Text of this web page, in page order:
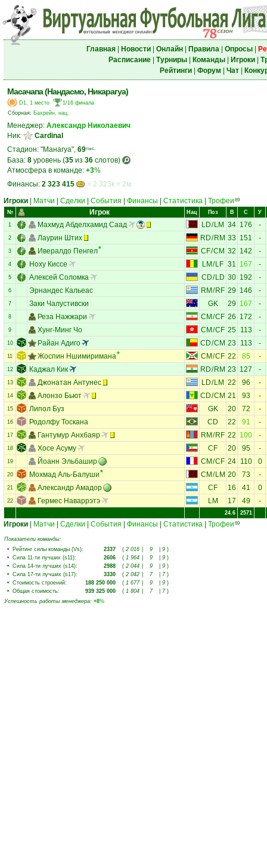
Главная| Новости| Онлайн| Правила| Опросы|
Расписание| Турниры| Команды| Игроки|
Рейтинги| Форум Чат|
Масачапа (Нандасмо, Никарагуа)
D1, 1 место
1/16 финала
Сборная: Бахрейн, нац.
Менеджер: Александр Николаевич
Ник:
Cardinal
Стадион: "Манагуа", 69тыс.
База: 8 уровень (35 из 36 слотов)
Атмосфера в команде: +3%
Финансы: 2 323 415
= 2 323к = 2м
Игроки
Матчи Сделки События Финансы Статистика Трофеи 69
№ Игрок Нац Поз В С У
1 Махмуд Абделхамид Саад LD/ LM 34 176 -
2 Лаурин Штих RD/ RM 33 151 -
3 Ивералдо Пенгел CF/CM 32 142 -
4 Ноху Киссе LM / LF 31 167 -
5 Алексей Соломка CD/LD 30 192 -
6 Эрнандес Кальеас RM / RF 29 146 -
7 Заки Чалустивски GK 29 167 -
8 Реза Нажжари CM /CF 26 172 -
9 Хунг-Минг Чо CM /CF 25 113 -
10 Райан Адиго CD/CM 23 113 -
11 Жоспин Ншимиримана CM /CF 22 85 -
12 Каджал Кик RD/ RM 23 127 -
13 Джонатан Антунес LD/ LM 22 96 -
14 Алонзо Бьют CD/CM 21 93 -
15 Липол Буз GK 20 72 -
16 Родолфу Тоскана CD 22 91 -
17 Гантумур Анхбаяр RM / RF 22 100 -
18 Хосе Асуму CF 20 95 -
19 Йоанн Эльбашир CM /CF 24 110 0
20 Мохмад Аль-Балуши CM /LM 20 73 -
21 Александр Амадор CF 16 41 0
22 Гермес Наваррэтэ LM 17 49 -
24.6 2571
Игроки Матчи Сделки События Финансы Статистика Трофеи 69
Показатели команды:
• Рейтинг силы команды (Vs): 2337 ( 2 016 9 9 )
• Сила 11-ти лучших (s11): 2606 ( 1 964 9 9 )
• Сила 14-ти лучших (s14): 2988 ( 2 044 9 9 )
• Сила 17-ти лучших (s17): 3330 ( 2 042 7 7)
• Стоимость строений: 188 250 000 ( 1 677 9 9 )
• Общая стоимость: 939 325 000 ( 1 804 7 7 )
Успешность работы менеджера: +8%